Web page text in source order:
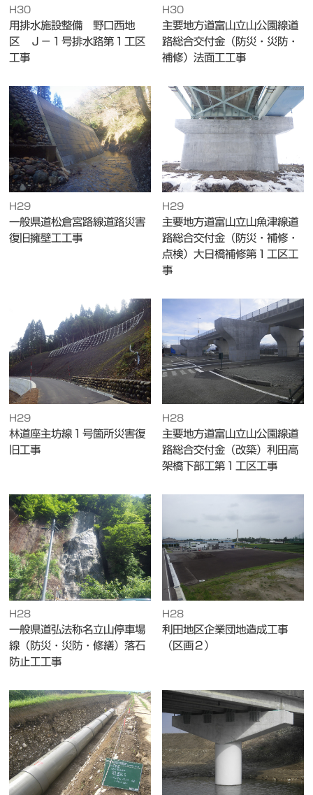
H30
用排水施設整備 野口西地
区 Ｊ－１号排水路第１工区
工事
H30
主要地方道富山立山公園線道
路総合交付金（防災・災防・
補修）法面工工事
H29
一般県道松倉宮路線道路災害
復旧擁壁工工事
H29
主要地方道富山立山魚津線道
路総合交付金（防災・補修・
点検）大日橋補修第１工区工
事
H29
林道座主坊線１号箇所災害復
旧工事
H28
主要地方道富山立山公園線道
路総合交付金（改築）利田高
架橋下部工第１工区工事
H28
一般県道弘法称名立山停車場
線（防災・災防・修繕）落石
防止工工事
H28
利田地区企業団地造成工事
（区画２）